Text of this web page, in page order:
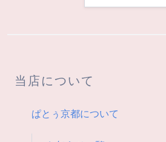
ョ
ン
当店について
ぱとぅ京都について